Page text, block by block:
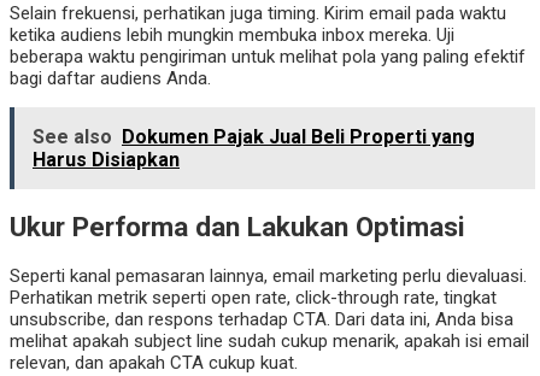
Selain frekuensi, perhatikan juga timing. Kirim email pada waktu
ketika audiens lebih mungkin membuka inbox mereka. Uji
beberapa waktu pengiriman untuk melihat pola yang paling efektif
bagi daftar audiens Anda.
See also Dokumen Pajak Jual Beli Properti yang
Harus Disiapkan
Ukur Performa dan Lakukan Optimasi
Seperti kanal pemasaran lainnya, email marketing perlu dievaluasi.
Perhatikan metrik seperti open rate, click-through rate, tingkat
unsubscribe, dan respons terhadap CTA. Dari data ini, Anda bisa
melihat apakah subject line sudah cukup menarik, apakah isi email
relevan, dan apakah CTA cukup kuat.